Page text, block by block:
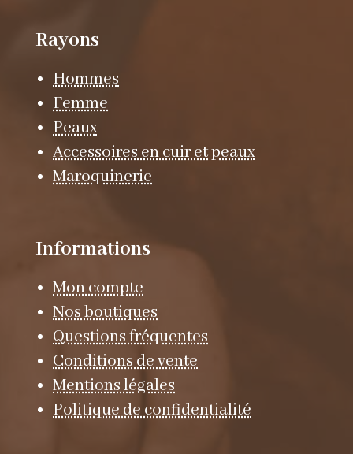
Rayons
Hommes
Femme
Peaux
Accessoires en cuir et peaux
Maroquinerie
Informations
Mon compte
Nos boutiques
Questions fréquentes
Conditions de vente
Mentions légales
Politique de confidentialité